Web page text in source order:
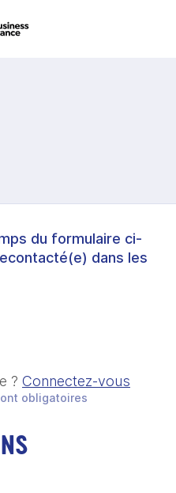
du formulaire ci-
dans les
? Connectez-vous
obligatoires